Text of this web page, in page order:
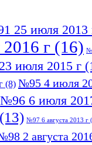
25 июля 2013
г (16)
июля 2015 г
(8) №95 4 июля
№96 6 июля
(13) №97 6 августа 2013 г
2 августа